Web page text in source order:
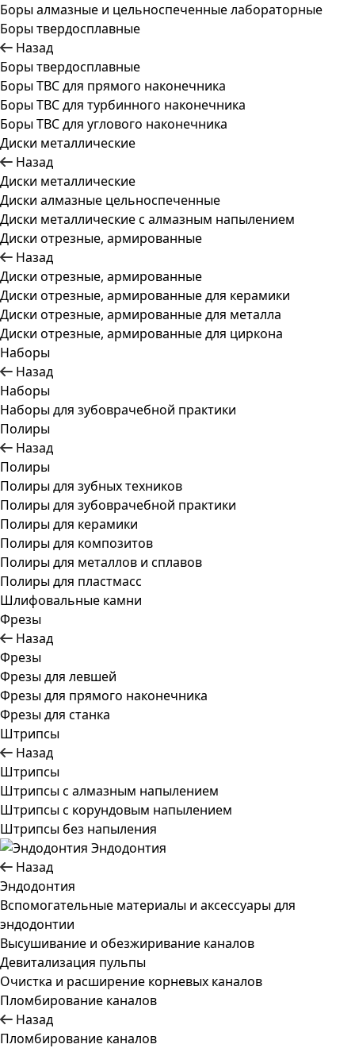
Боры алмазные и цельноспеченные лабораторные
Боры твердосплавные
Назад
Боры твердосплавные
Боры ТВС для прямого наконечника
Боры ТВС для турбинного наконечника
Боры ТВС для углового наконечника
Диски металлические
Назад
Диски металлические
Диски алмазные цельноспеченные
Диски металлические с алмазным напылением
Диски отрезные, армированные
Назад
Диски отрезные, армированные
Диски отрезные, армированные для керамики
Диски отрезные, армированные для металла
Диски отрезные, армированные для циркона
Наборы
Назад
Наборы
Наборы для зубоврачебной практики
Полиры
Назад
Полиры
Полиры для зубных техников
Полиры для зубоврачебной практики
Полиры для керамики
Полиры для композитов
Полиры для металлов и сплавов
Полиры для пластмасс
Шлифовальные камни
Фрезы
Назад
Фрезы
Фрезы для левшей
Фрезы для прямого наконечника
Фрезы для станка
Штрипсы
Назад
Штрипсы
Штрипсы c алмазным напылением
Штрипсы c корундовым напылением
Штрипсы без напыления
Эндодонтия
Назад
Эндодонтия
Вспомогательные материалы и аксессуары для
эндодонтии
Высушивание и обезжиривание каналов
Девитализация пульпы
Очистка и расширение корневых каналов
Пломбирование каналов
Назад
Пломбирование каналов